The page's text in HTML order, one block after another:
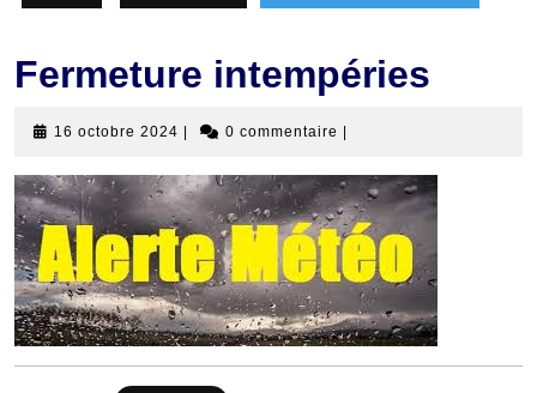
Fermeture intempéries
16 octobre 2024 16
2024
0 commentaire